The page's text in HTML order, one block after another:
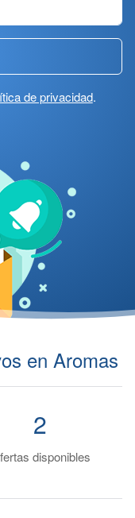
de privacidad.
en Aromas
disponibles
2